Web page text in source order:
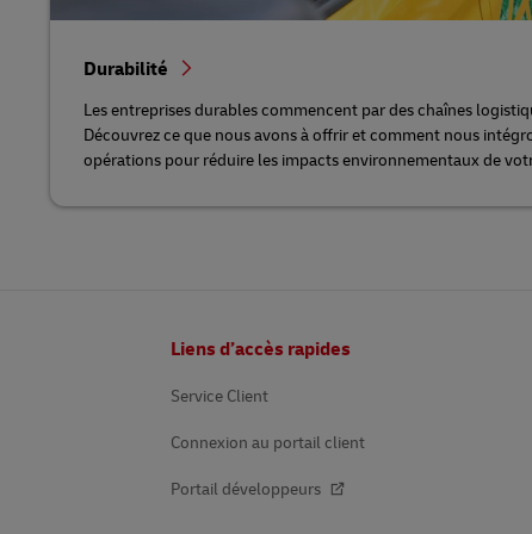
Durabilité
Les entreprises durables commencent par des chaînes
Découvrez ce que nous avons à offrir et comment nous
opérations pour réduire les impacts environnementaux de
Liens d’accès rapides
Service Client
Connexion au portail client
Portail développeurs